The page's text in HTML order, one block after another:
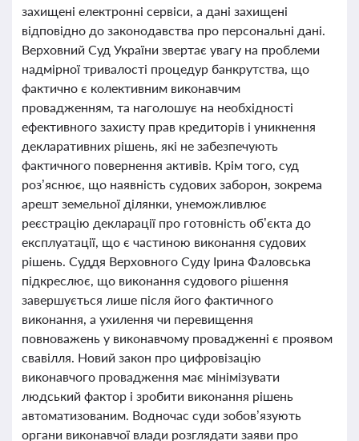
захищені електронні сервіси, а дані захищені
відповідно до законодавства про персональні дані.
Верховний Суд України звертає увагу на проблеми
надмірної тривалості процедур банкрутства, що
фактично є колективним виконавчим
провадженням, та наголошує на необхідності
ефективного захисту прав кредиторів і уникнення
декларативних рішень, які не забезпечують
фактичного повернення активів. Крім того, суд
роз’яснює, що наявність судових заборон, зокрема
арешт земельної ділянки, унеможливлює
реєстрацію декларації про готовність об’єкта до
експлуатації, що є частиною виконання судових
рішень. Суддя Верховного Суду Ірина Фаловська
підкреслює, що виконання судового рішення
завершується лише після його фактичного
виконання, а ухилення чи перевищення
повноважень у виконавчому провадженні є проявом
свавілля. Новий закон про цифровізацію
виконавчого провадження має мінімізувати
людський фактор і зробити виконання рішень
автоматизованим. Водночас суди зобов’язують
органи виконавчої влади розглядати заяви про